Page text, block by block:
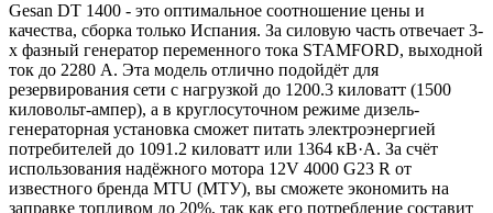
Gesan DT 1400 - это оптимальное соотношение цены и
качества, сборка только Испания. За силовую часть отвечает 3-
х фазный генератор переменного тока STAMFORD, выходной
ток до 2280 А. Эта модель отлично подойдёт для
резервирования сети с нагрузкой до 1200.3 киловатт (1500
киловольт-ампер), а в круглосуточном режиме дизель-
генераторная установка сможет питать электроэнергией
потребителей до 1091.2 киловатт или 1364 кВ·А. За счёт
использования надёжного мотора 12V 4000 G23 R от
известного бренда MTU (МТУ), вы сможете экономить на
заправке топливом до 20%, так как его потребление составит